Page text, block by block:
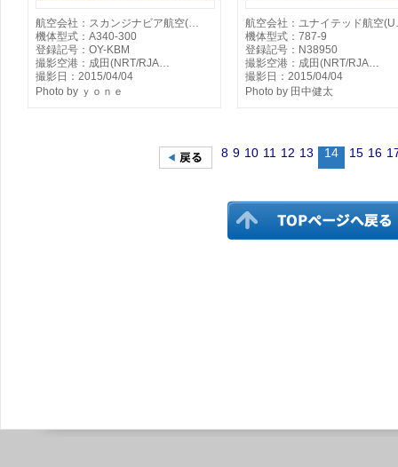
航空会社：スカンジナビア航空(…
機体型式：A340-300
登録記号：OY-KBM
撮影空港：成田(NRT/RJA…
撮影日：2015/04/04
Photo by ｙｏｎｅ
航空会社：ユナイテッド航空
機体型式：787-9
登録記号：N38950
撮影空港：成田(NRT/RJA…
撮影日：2015/04/04
Photo by 田中健太
8 9 10 11 12 13 14 15 16